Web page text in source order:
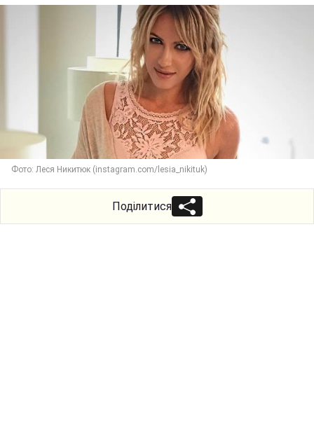
Фото: Леся Никитюк (instagram.com/lesia_nikituk)
Поділитися